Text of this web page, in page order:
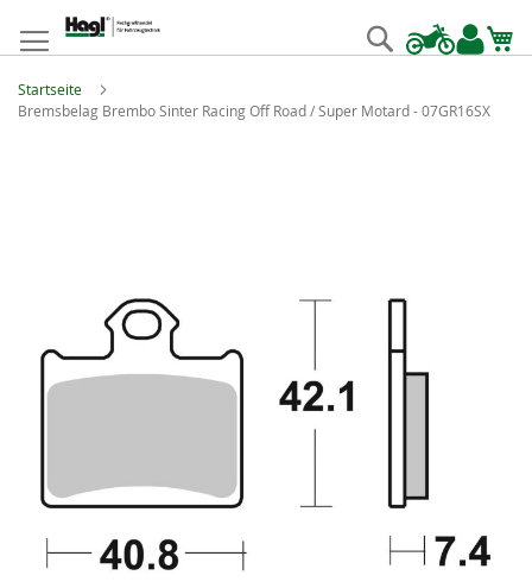
springen
Suche
Startseite
Bremsbelag Brembo Sinter Racing Off Road / Super Motard - 07GR16SX